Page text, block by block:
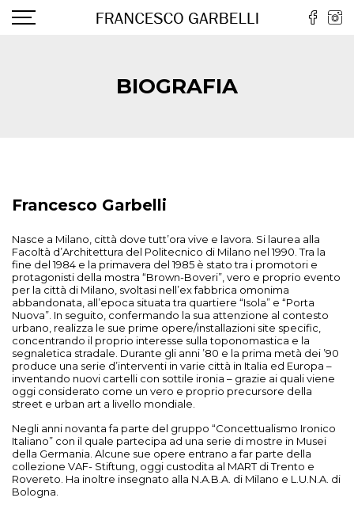
BIOGRAFIA
Francesco Garbelli
Nasce a Milano, città dove tutt’ora vive e lavora. Si laurea alla
Facoltà d’Architettura del Politecnico di Milano nel 1990. Tra la
fine del 1984 e la primavera del 1985 è stato tra i promotori e
protagonisti della mostra “Brown-Boveri”, vero e proprio evento
per la città di Milano, svoltasi nell’ex fabbrica omonima
abbandonata, all’epoca situata tra quartiere “Isola” e “Porta
Nuova”. In seguito, confermando la sua attenzione al contesto
urbano, realizza le sue prime opere/installazioni site specific,
concentrando il proprio interesse sulla toponomastica e la
segnaletica stradale. Durante gli anni ’80 e la prima metà dei ’90
produce una serie d’interventi in varie città in Italia ed Europa –
inventando nuovi cartelli con sottile ironia – grazie ai quali viene
oggi considerato come un vero e proprio precursore della
street e urban art a livello mondiale.
Negli anni novanta fa parte del gruppo “Concettualismo Ironico
Italiano” con il quale partecipa ad una serie di mostre in Musei
della Germania. Alcune sue opere entrano a far parte della
collezione VAF- Stiftung, oggi custodita al MART di Trento e
Rovereto. Ha inoltre insegnato alla N.A.B.A. di Milano e L.U.N.A. di
Bologna.